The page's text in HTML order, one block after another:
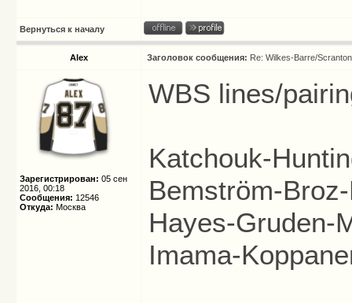
Вернуться к началу
Alex Заголовок сообщения: Re: Wilkes-Barre/
Зарегистрирован: 05 сен
2016, 00:18
Сообщения: 12546
Откуда: Москва
WBS lines/
Katchouk-
Bemström-
Hayes-Gruden-
Imama-